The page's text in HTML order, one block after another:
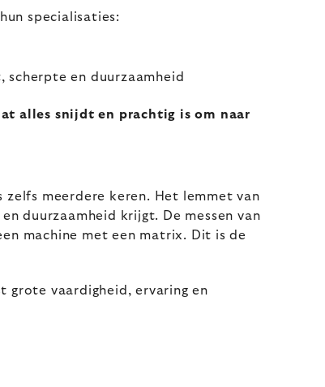
specialisaties:
scherpte en duurzaamheid
alles snijdt en prachtig is om naar
meerdere keren. Het lemmet van
duurzaamheid krijgt. De messen van
machine met een matrix. Dit is de
grote vaardigheid, ervaring en